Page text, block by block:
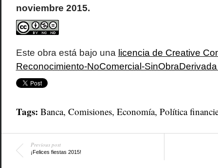
noviembre 2015.
Este obra está bajo una licencia de Creative
Reconocimiento-NoComercial-
Tags: Banca, Comisiones, Economía, Política
Previous post
¡Felices fiestas 2015!